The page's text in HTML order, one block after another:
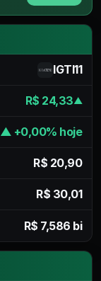
IGTI11
R$ 24,33▲
▲ +0,00% hoje
R$ 20,90
R$ 30,01
R$ 7,586 bi